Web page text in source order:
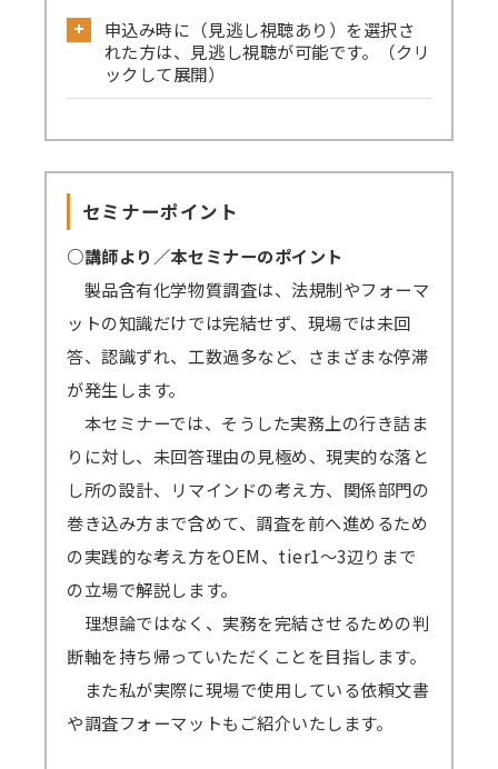
ングをお試しください。
確認はこちら
→Skype／Teams／LINEなど別のミーティン
象が起きる可能性がございます。お手数です
が、これらのアプリは閉じた状態にてZoomに
ご参加ください。
音声が聞こえない場合の対処例
Zoomアプリのインストール、Zoomへの
サインアップをせずブラウザからの参加も可能
です。
→ 参加方法はこちら
→一部のブラウザは音声が聞こえないなどの不
具合が起きる可能性があります。
対応ブラウザ
をご確認の上、必ず事前の テ
ストミーティング
（iOSやAndroidOS ご利用の場合は、アプリ
インストールが必須となります）
申込み時に（見逃し視聴あり）を選択さ
れた方は、見逃し視聴が可能です。（クリ
ックして展開）
ミナーの録画動画を一定期間視聴可能です。
しい方、期間内であれば動画を何度も視聴でき
ます。
原則、遅くとも開催4営業日後までに録画動
画の配信を開始します（一部、編集加工しま
す）。
視聴期間はセミナー開催日から4営業日後を
起点に1週間となります。
ex）2/6（月）開催 セミナー → 2/10（金）ま
でに配信開始 → 2/17（金）まで視聴可能
→見逃し視聴について、 こちらから問題なく
視聴できるかご確認ください。（テスト視聴動
画へ）パスワード「123456」
＜見逃し視聴ご案内の流れ・配信期間詳細＞
メールにて視聴用URL・パスワードを配信
します。配信開始日を過ぎてもメールが届かな
セミナーポイント
○講師より／本セミナーのポイント
製品含有化学物質調査は、法規制やフォーマ
ットの知識だけでは完結せず、現場では未回
答、認識ずれ、工数過多など、さまざまな停滞
が発生します。
本セミナーでは、そうした実務上の行き詰ま
りに対し、未回答理由の見極め、現実的な落と
し所の設計、リマインドの考え方、関係部門の
巻き込み方まで含めて、調査を前へ進めるため
の実践的な考え方をOEM、tier1～3辺りまで
の立場で解説します。
理想論ではなく、実務を完結させるための判
断軸を持ち帰っていただくことを目指します。
また私が実際に現場で使用している依頼文書
や調査フォーマットもご紹介いたします。